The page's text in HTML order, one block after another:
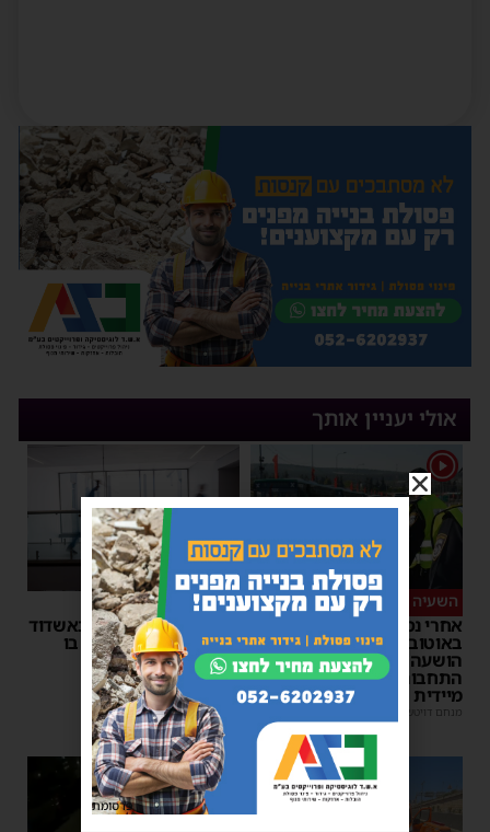
אולי יעניין אותך
1
השעיה מיידית
אחרי נסיעת האימים
באוטובוס מאשדוד: הנהג
הושעה מתפקידו – משרד
התחבורה הורה על בדיקה
מיידית
מנחם דויטש
ליבו שב לפעום
אדם התמוטט בביתו באשדוד
– כוחות ההצלה ביצעו בו
פעולות החייאה
מנחם דויטש |
17:35
1
פרסומת